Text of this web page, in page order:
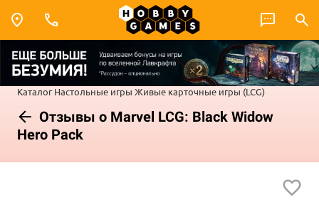
Каталог Настольные игры Живые карточные игры (LCG)
Отзывы о Marvel LCG: Black Widow
Hero Pack